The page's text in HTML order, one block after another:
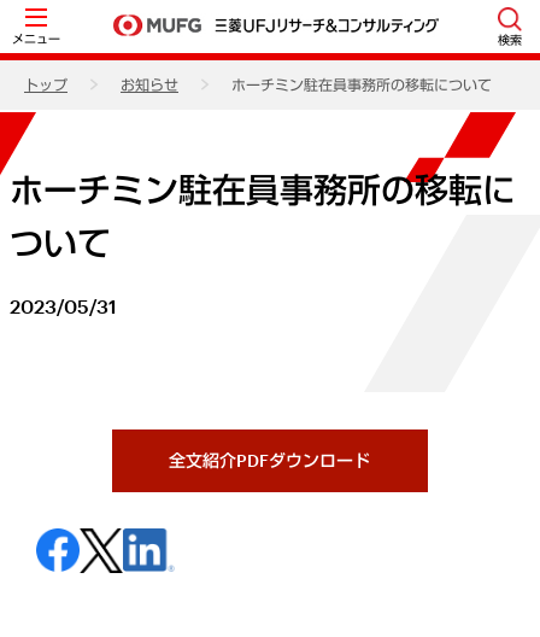
メニュー 検索
トップ お知らせ ホーチミン駐在員事務所の移転について
ホーチミン駐在員事務所の移転に
ついて
2023/05/31
全文紹介PDFダウンロード